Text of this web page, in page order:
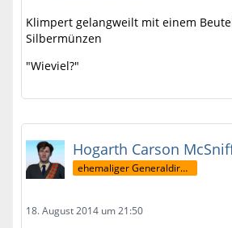
Klimpert gelangweilt mit einem
Silbermünzen
"Wieviel?"
Hogarth Carson
ehemaliger Generaldirektor
18. August 2014 um 21:50